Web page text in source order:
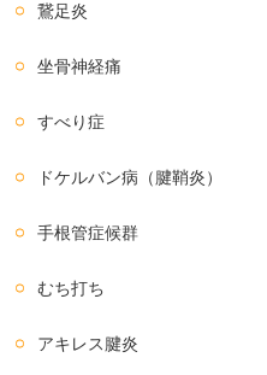
鵞足炎
坐骨神経痛
すべり症
ドケルバン病（腱鞘炎）
手根管症候群
むち打ち
アキレス腱炎